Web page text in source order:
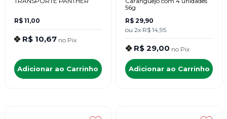
R$ 11,00
R$ 10,67 no Pix
Adicionar ao Carrinho
56g
R$ 29,90
ou 2x R$ 14,95
R$ 29,00 no Pix
Adicionar ao Carrinho